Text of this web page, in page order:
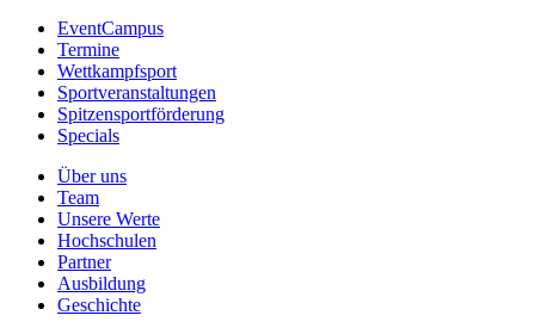
EventCampus
Termine
Wettkampfsport
Sportveranstaltungen
Spitzensportförderung
Specials
Über uns
Team
Unsere Werte
Hochschulen
Partner
Ausbildung
Geschichte